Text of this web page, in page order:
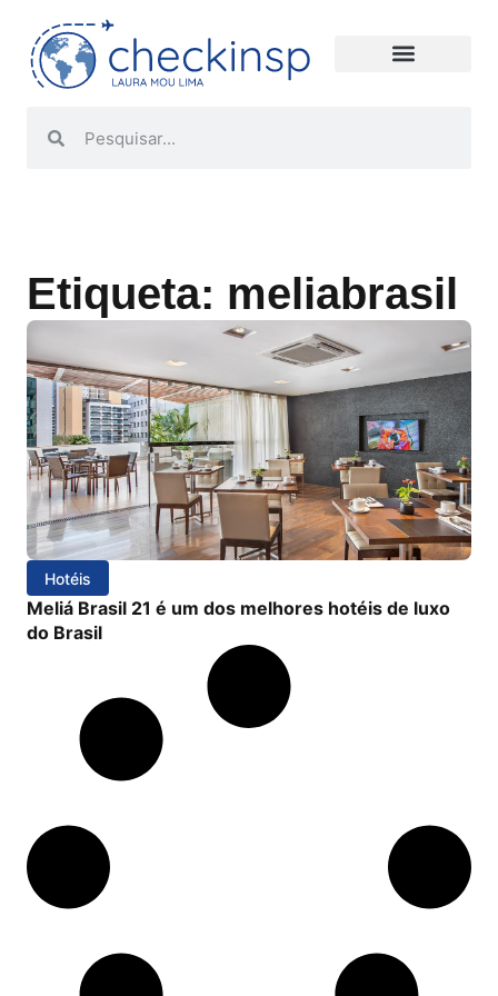
Etiqueta: meliabrasil
Hotéis
Meliá Brasil 21 é um dos melhores hotéis de luxo
do Brasil